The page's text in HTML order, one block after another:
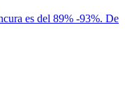
es del 89% -93%. De